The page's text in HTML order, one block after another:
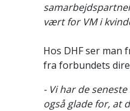
vært for VM i
Hos DHF ser man
fra forbundets
- Vi har de
også glade for, at